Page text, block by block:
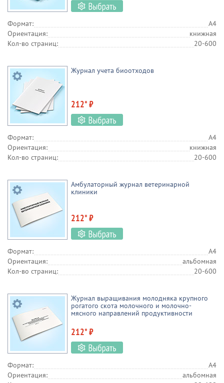
Формат:
А4
Ориентация:
книжная
Кол-во страниц:
20-600
Журнал учета биоотходов
212* ₽
Формат:
А4
Ориентация:
книжная
Кол-во страниц:
20-600
Амбулаторный журнал ветеринарной
клиники
212* ₽
Формат:
А4
Ориентация:
альбомная
Кол-во страниц:
20-600
Журнал выращивания молодняка крупного
рогатого скота молочного и молочно-
мясного направлений продуктивности
212* ₽
Формат:
А4
Ориентация:
альбомная